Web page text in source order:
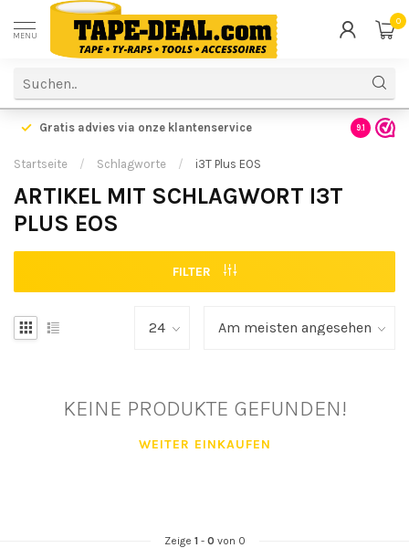
MENU
0
Gratis advies via onze klantenservice 9.1
Startseite / Schlagworte / i3T Plus EOS
ARTIKEL MIT SCHLAGWORT I3T
PLUS EOS
FILTER
KEINE PRODUKTE GEFUNDEN!
WEITER EINKAUFEN
Zeige 1- 0 von 0